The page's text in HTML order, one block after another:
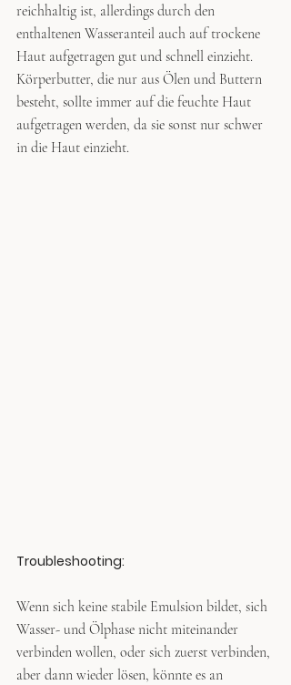
reichhaltig ist, allerdings durch den
enthaltenen Wasseranteil auch auf trockene
Haut aufgetragen gut und schnell einzieht.
Körperbutter, die nur aus Ölen und Buttern
besteht, sollte immer auf die feuchte Haut
aufgetragen werden, da sie sonst nur schwer
in die Haut einzieht.
Troubleshooting:
Wenn sich keine stabile Emulsion bildet, sich
Wasser- und Ölphase nicht miteinander
verbinden wollen, oder sich zuerst verbinden,
aber dann wieder lösen, könnte es an